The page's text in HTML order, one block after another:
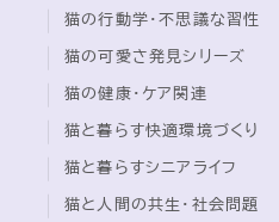
猫の行動学・不思議な習性
猫の可愛さ発見シリーズ
猫の健康・ケア関連
猫と暮らす快適環境づくり
猫と暮らすシニアライフ
猫と人間の共生・社会問題